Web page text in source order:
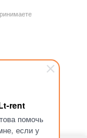
rent
помочь
если у